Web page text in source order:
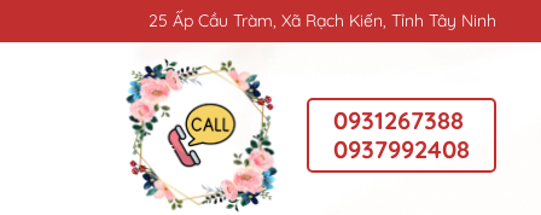
25 Ấp Cầu Tràm, Xã Rạch Kiến, Tỉnh Tây Ninh
0931267388
0937992408